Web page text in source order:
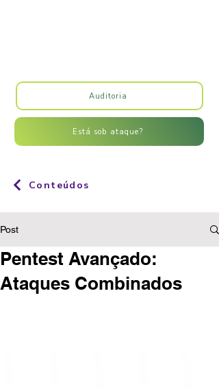
Auditoria
Está sob ataque?
Conteúdos
Post
Pentest Avançado:
Ataques Combinados